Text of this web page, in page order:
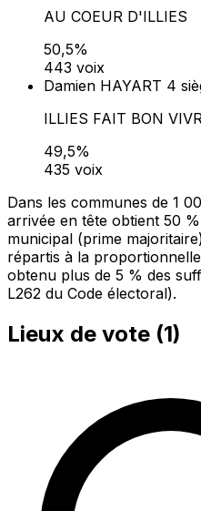
AU COEUR D'ILLIES
50,5%
443 voix
Damien HAYART 4
ILLIES FAIT BON
49,5%
435 voix
Dans les communes de 1
arrivée en tête obtient 50
municipal (prime
répartis à la
obtenu plus de 5 % des
L262 du Code électoral).
Lieux de vote (1)